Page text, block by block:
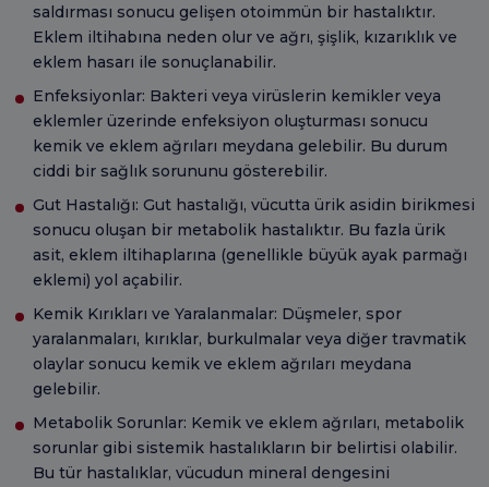
saldırması sonucu gelişen otoimmün bir hastalıktır.
Eklem iltihabına neden olur ve ağrı, şişlik, kızarıklık ve
eklem hasarı ile sonuçlanabilir.
Enfeksiyonlar: Bakteri veya virüslerin kemikler veya
eklemler üzerinde enfeksiyon oluşturması sonucu
kemik ve eklem ağrıları meydana gelebilir. Bu durum
ciddi bir sağlık sorununu gösterebilir.
Gut Hastalığı: Gut hastalığı, vücutta ürik asidin birikmesi
sonucu oluşan bir metabolik hastalıktır. Bu fazla ürik
asit, eklem iltihaplarına (genellikle büyük ayak parmağı
eklemi) yol açabilir.
Kemik Kırıkları ve Yaralanmalar: Düşmeler, spor
yaralanmaları, kırıklar, burkulmalar veya diğer travmatik
olaylar sonucu kemik ve eklem ağrıları meydana
gelebilir.
Metabolik Sorunlar: Kemik ve eklem ağrıları, metabolik
sorunlar gibi sistemik hastalıkların bir belirtisi olabilir.
Bu tür hastalıklar, vücudun mineral dengesini